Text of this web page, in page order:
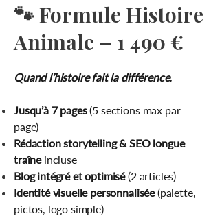
🐾 Formule Histoire
Animale – 1 490 €
Quand l’histoire fait la différence.
Jusqu’à 7 pages(5 sections max par
page)
Rédaction storytelling & SEO longue
traîneincluse
Blog intégré et optimisé(2 articles)
Identité visuelle personnalisée(palette,
pictos, logo simple)